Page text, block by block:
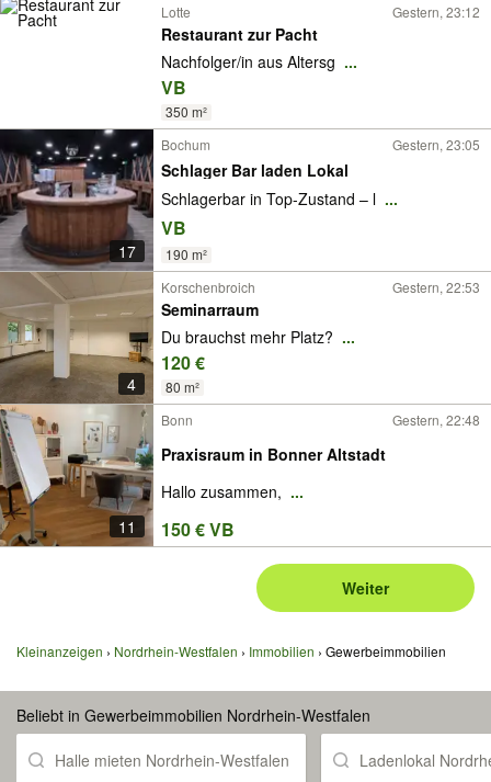
Lotte
Gestern, 23:12
Restaurant zur Pacht
Nachfolger/in aus Altersg ...
VB
350 m²
17
Bochum Gestern, 23:05
Schlager Bar laden Lokal
Schlagerbar in Top-Zustand – l ...
VB
190 m²
4
Korschenbroich Gestern, 22:53
Seminarraum
Du brauchst mehr Platz? ...
120 €
80 m²
11
Bonn Gestern, 22:48
Praxisraum in Bonner Altstadt
Hallo zusammen, ...
150 € VB
Weiter
Kleinanzeigen Nordrhein-Westfalen Immobilien Gewerbeimmobilien
Beliebt in Gewerbeimmobilien Nordrhein-Westfalen
Halle mieten Nordrhein-Westfalen Ladenlokal